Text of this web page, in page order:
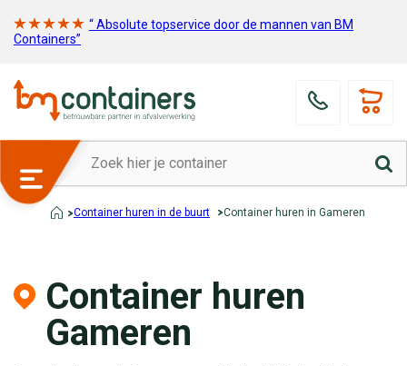
“ Absolute topservice door de mannen van BM
Containers”
Container huren in de buurt Container huren in Gameren
Container huren
Gameren